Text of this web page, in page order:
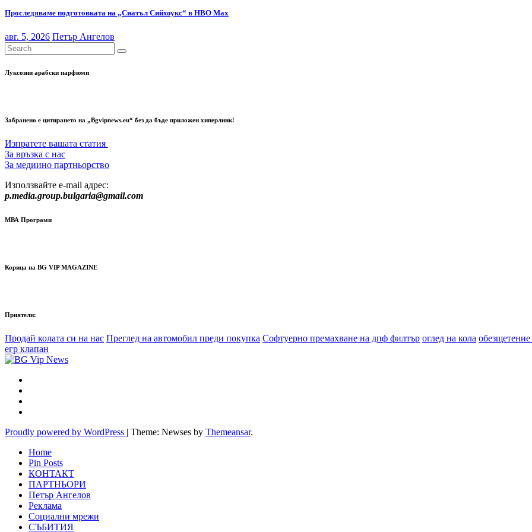
Проследяваме подготовката на „Сиатъл Сийхоукс“ в HBO Max
авг. 5, 2026 Петър Ангелов
Луксозни арабски парфюми
Забранено е цитирането на „Bgvipnews.eu“ без да бъде приложен хиперлинк!
Изпратете вашата статия
За връзка с нас
За медиино партньорство
Използвайте e-mail адрес:
p.media.group.bulgaria@gmail.com
МВА Програми
Корица на BG VIP MAGAZINE
Приятели:
Продай колата си на нас Преглед на автомобил преди покупка Софтуерно премахване на дпф филтър оглед на кола
егр клапан
Proudly powered by WordPress | Theme: Newses by Themeansar.
Home
Pin Posts
КОНТАКТ
ПАРТНЬОРИ
Петър Ангелов
Реклама
Социални мрежи
СЪБИТИЯ